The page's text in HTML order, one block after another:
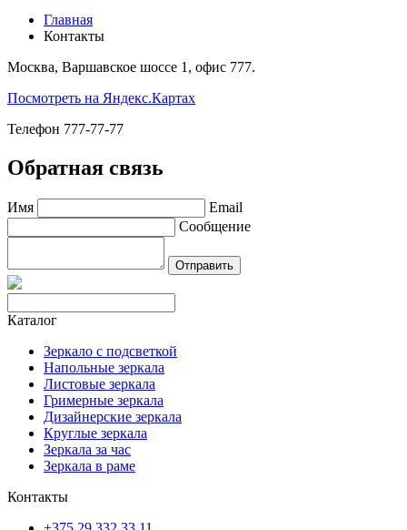
Главная
Контакты
Москва, Варшавское шоссе 1, офис 777.
Посмотреть на Яндекс.Картах
Телефон 777-77-77
Обратная связь
Имя
Email
Сообщение
Каталог
Зеркало с подсветкой
Напольные зеркала
Листовые зеркала
Гримерные зеркала
Дизайнерские зеркала
Круглые зеркала
Зеркала за час
Зеркала в раме
Контакты